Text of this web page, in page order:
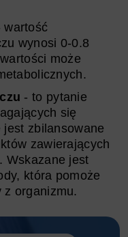
wartość
wynosi 0-0.8
może
- to pytanie
się
zbilansowane
zawierających
Wskazane jest
która pomoże
z organizmu.